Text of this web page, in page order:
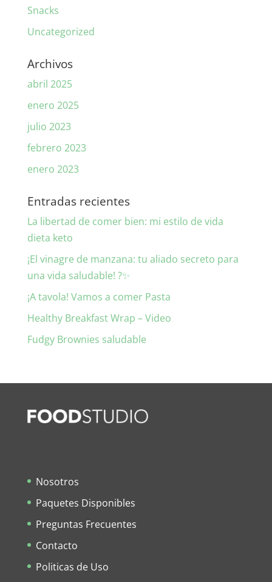
Snacks
Uncategorized
Archivos
abril 2025
enero 2025
julio 2023
febrero 2023
enero 2023
Entradas recientes
La libertad de comer bien: mi estilo de vida
dieta keto
¡El vinagre de manzana: tu aliado secreto para
una vida saludable! ?✨
¡A tavola! Vamos a comer Pasta
Healthy Breakfast Wrap – Video
Fudgy Brownies saludable
Nosotros
Paquetes Disponibles
Preguntas Frecuentes
Contacto
Politicas de Uso